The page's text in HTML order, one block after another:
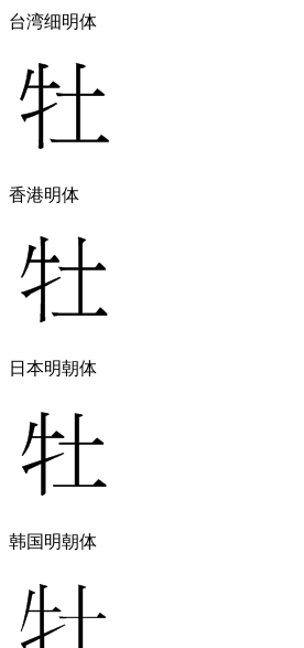
台湾细明体
香港明体
日本明朝体
韩国明朝体